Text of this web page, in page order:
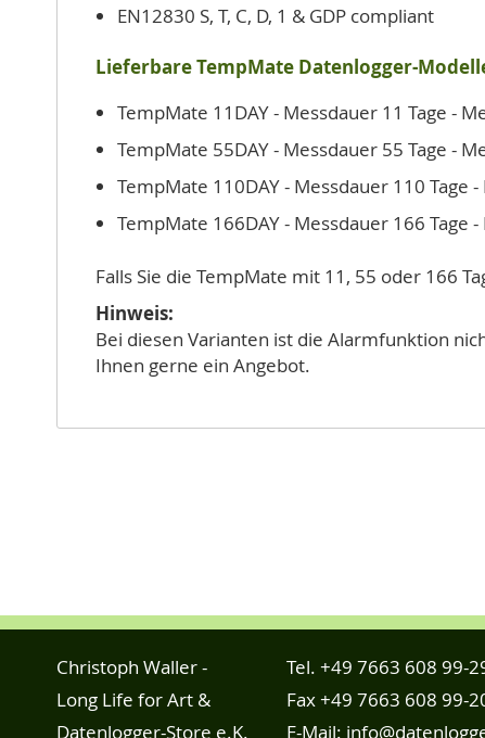
EN12830 S, T, C, D, 1 & GDP compliant
Lieferbare TempMate Datenlogger-
TempMate 11DAY - Messdauer 11 Tage -
TempMate 55DAY - Messdauer 55 Tage -
TempMate 110DAY - Messdauer 110 Tage
TempMate 166DAY - Messdauer 166
Falls Sie die TempMate mit 11, 55 oder 166
Hinweis:
Bei diesen Varianten ist die Alarmfunktion
Ihnen gerne ein Angebot.
Christoph Waller -
Long Life for Art &
Datenlogger-Store e.K.
Tel. +49 7663 608 99-
Fax +49 7663 608 99-
E-Mail: